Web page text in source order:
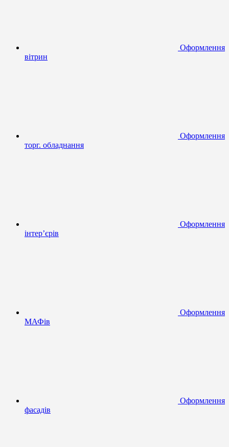
Оформлення
вітрин
Оформлення
торг. обладнання
Оформлення
інтер’єрів
Оформлення
МАФів
Оформлення
фасадів